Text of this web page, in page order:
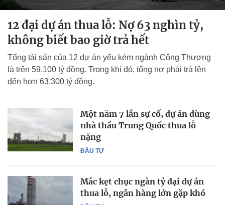
12 đại dự án thua lỗ: Nợ 63 nghìn tỷ,
không biết bao giờ trả hết
Tổng tài sản của 12 dự án yếu kém ngành Công Thương
là trên 59.100 tỷ đồng. Trong khi đó, tổng nợ phải trả lên
đến hơn 63.300 tỷ đồng.
ĐẦU TƯ
Một năm 7 lần sự cố, dự án dùng
nhà thầu Trung Quốc thua lỗ
nặng
Mắc kẹt chục ngàn tỷ đại dự án
thua lỗ, ngân hàng lớn gặp khó